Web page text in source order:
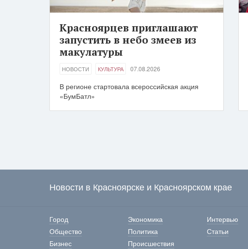
Красноярцев приглашают
запустить в небо змеев из
макулатуры
НОВОСТИ КУЛЬТУРА 07.08.2026
В регионе стартовала всероссийская акция
«БумБатл»
Новости в Красноярске и Красноярском крае
Город
Общество
Бизнес
Экономика
Политика
Происшествия
Интервью
Статьи